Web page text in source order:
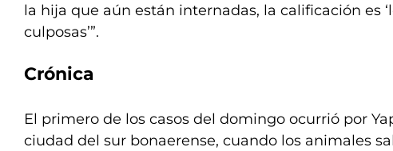
la hija que aún están internadas, la calificación es
culposas’”.
Crónica
El primero de los casos del domingo ocurrió por
ciudad del sur bonaerense, cuando los animales